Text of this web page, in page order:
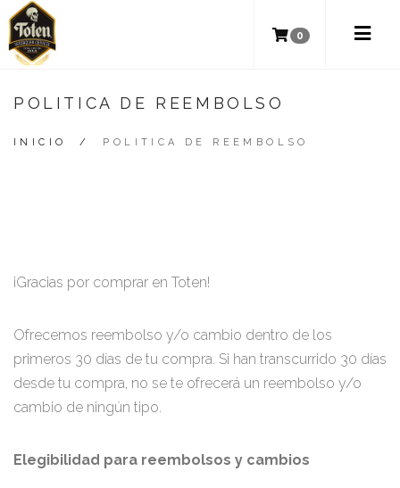
0
POLITICA DE REEMBOLSO
INICIO / POLITICA DE REEMBOLSO
¡Gracias por comprar en Toten!
Ofrecemos reembolso y/o cambio dentro de los
primeros 30 días de tu compra. Si han transcurrido 30 días
desde tu compra, no se te ofrecerá un reembolso y/o
cambio de ningún tipo.
Elegibilidad para reembolsos y cambios